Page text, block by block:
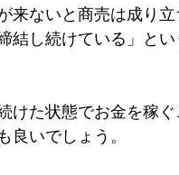
ないと商売は成り
結し続けている」と
た状態でお金を稼
良いでしょう。